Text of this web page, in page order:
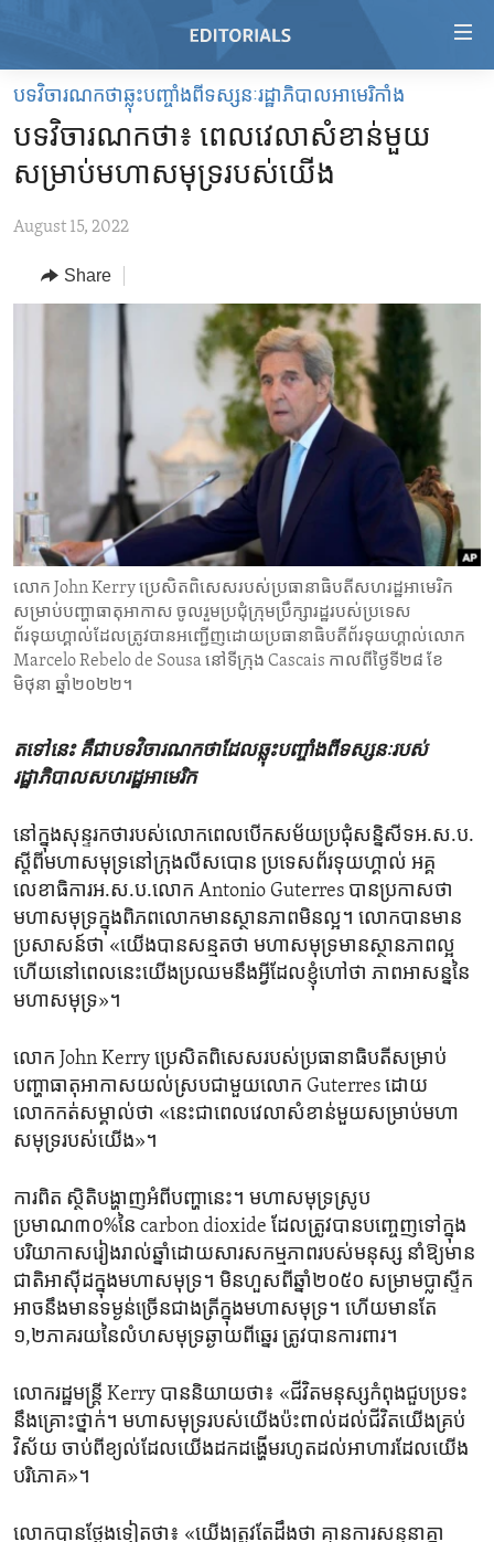
Skip
main
content
to
Navigation
Skip
HOME
RADIO
REGIONS
AFRICA
MIDDLE EAST
TOPICS
HUMAN RIGHTS
SECURITY AND DEFENSE
DEMOCRACY AND GOVERNANCE
ECONOMY AND TRADE
ENVIRONMENT AND HEALTH
IDEALS AND INSTITUTIONS
បទវិចារណកថាឆ្លុះបញ្ចាំងពីទស្សនៈរដ្ឋាភិបាលអាមេរិកាំង
បទវិចារណកថា៖ ពេលវេលា​សំខាន់​មួយ​
សម្រាប់​មហាសមុទ្រ​របស់​យើង
August 15, 2022
Share
​លោក John Kerry ប្រេសិត​​​ពិសេស​របស់​ប្រធានាធិបតី​​សហរដ្ឋអាមេរិក​
សម្រាប់​​បញ្ហា​ធាតុអាកាស ចូលរួមប្រជុំ​​ក្រុមប្រឹក្សារដ្ឋ​របស់​ប្រទេស​
ព័រទុយហ្គាល់​ដែល​ត្រូវបាន​អញ្ជើញ​ដោយ​ប្រធានាធិបតី​ព័រទុយហ្គាល់លោក
Marcelo Rebelo de Sousa នៅ​ទីក្រុង Cascais កាលពី​ថ្ងៃទី២៨ ខែ
មិថុនា ឆ្នាំ២០២២។
តទៅនេះ គឺ​ជា​បទ​វិចារណកថា​ដែល​ឆ្លុះ​បញ្ចាំង​ពី​ទស្សនៈ​របស់​
រដ្ឋាភិបាល​សហរដ្ឋ​អាមេរិក
នៅក្នុង​សុន្ទរកថា​របស់​លោក​ពេលបើក​សម័យ​ប្រជុំ​សន្និសីទ​អ.ស.ប.​
ស្តីពី​មហា​សមុទ្រ​នៅ​ក្រុង​លីសបោន ប្រទេស​ព័រទុយហ្គាល់ អគ្គ
លេខាធិការអ.ស.ប.​លោក​ Antonio Guterres ​បាន​ប្រកាស​ថា ​
មហាសមុទ្រ​ក្នុង​ពិភពលោក​មានស្ថានភាព​មិន​ល្អ។ លោកបាន​មាន​
ប្រសាសន៍​ថា «យើង​បាន​សន្មត​ថា មហាសមុទ្រ​មានស្ថានភាពល្អ
ហើយ​នៅពេលនេះ​យើង​ប្រឈម​នឹង​អ្វីដែល​ខ្ញុំ​ហៅ​ថា ភាព​អាសន្ននៃ​
មហា​សមុទ្រ»។
លោក John Kerry ប្រេសិត​ពិសេស​របស់​ប្រធានាធិបតី​សម្រាប់
បញ្ហា​ធាតុអាកាស​យល់​ស្រប​ជា​មួយលោក Guterres ដោយ​
លោកកត់​សម្គាល់ថា ​«នេះជាពេលវេលា​សំខាន់​មួយសម្រាប់​មហា
សមុទ្ររបស់យើង»។
ការពិត​ ស្ថិតិ​បង្ហាញ​អំពី​បញ្ហានេះ។ មហា​សមុទ្រ​ស្រូប​
ប្រមាណ៣០%នៃ carbon dioxide ដែល​ត្រូវបាន​បញ្ចេញ​ទៅ​ក្នុង​
បរិយាកាស​រៀង​រាល់​ឆ្នាំ​ដោយសារសកម្មភាព​របស់​មនុស្ស នាំ​ឱ្យ​មាន​
ជាតិ​អាស៊ីដក្នុង​មហា​សមុទ្រ។ មិនហួស​ពី​ឆ្នាំ២០៥០ សម្រាម​ប្លាស្ទីក​
អាចនឹង​មានទម្ងន់ច្រើន​ជាង​ត្រី​ក្នុង​មហា​សមុទ្រ។ ហើយមាន​តែ​
១,២ភាគរយនៃលំហសមុទ្រ​ឆ្ងាយ​ពីឆ្នេរ ត្រូវ​បានការពារ។
លោក​រដ្ឋមន្ត្រី Kerry បាននិយាយថា៖ «ជីវិតមនុស្ស​កំពុងជួបប្រទះ​
នឹងគ្រោះថ្នាក់។ មហាសមុទ្រ​របស់យើងប៉ះពាល់​ដល់​ជីវិត​យើង​គ្រប់​
វិស័យ ចាប់​ពី​ខ្យល់​ដែល​យើង​ដក​ដង្ហើម​រហូត​ដល់អាហារដែល​យើង​
បរិភោគ»។
លោក​បាន​ថ្លែង​ទៀត​ថា៖ «យើង​ត្រូវតែដឹង​ថា គ្មានការ​សន្ទនា​គ្នា